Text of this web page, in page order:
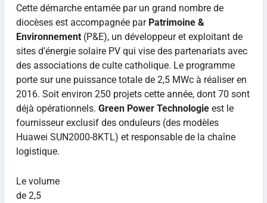
Cette démarche entamée par un grand nombre de
diocèses est accompagnée par Patrimoine &
Environnement(P&E), un développeur et exploitant de
sites d’énergie solaire PV qui vise des partenariats avec
des associations de culte catholique. Le programme
porte sur une puissance totale de 2,5 MWc à réaliser en
2016. Soit environ 250 projets cette année, dont 70 sont
déjà opérationnels. Green Power Technologieest le
fournisseur exclusif des onduleurs (des modèles
Huawei SUN2000-8KTL) et responsable de la chaîne
logistique.
Le volume
de 2,5